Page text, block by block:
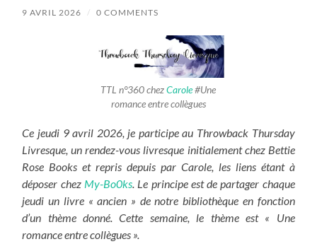
9 AVRIL 2026 / 0 COMMENTS
TTL n°360 chezCarole#Une
romance entre collègues
Ce jeudi 9 avril 2026, je participe au Throwback Thursday
Livresque, un rendez-vous livresque initialement chez Bettie
Rose Books et repris depuis par Carole, les liens étant à
déposer chez My-Bo0ks. Le principe est de partager chaque
jeudi un livre « ancien » de notre bibliothèque en fonction
d’un thème donné. Cette semaine, le thème est « Une
romance entre collègues ».